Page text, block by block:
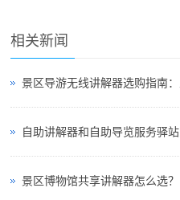
相关新闻
自助讲解器和自助导览服务驿站